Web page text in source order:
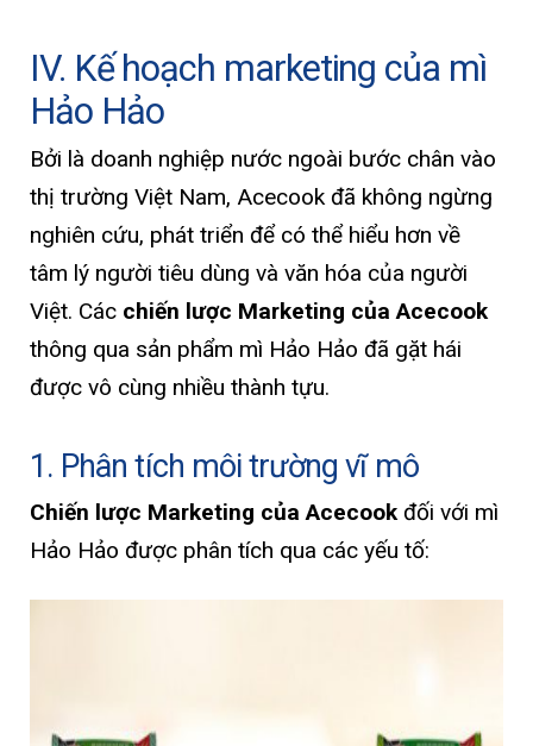
IV. Kế hoạch marketing của mì
Hảo Hảo
Bởi là doanh nghiệp nước ngoài bước chân vào
thị trường Việt Nam, Acecook đã không ngừng
nghiên cứu, phát triển để có thể hiểu hơn về
tâm lý người tiêu dùng và văn hóa của người
Việt. Các chiến lược Marketing của Acecook
thông qua sản phẩm mì Hảo Hảo đã gặt hái
được vô cùng nhiều thành tựu.
1. Phân tích môi trường vĩ mô
Chiến lược Marketing của Acecookđối với mì
Hảo Hảo được phân tích qua các yếu tố: